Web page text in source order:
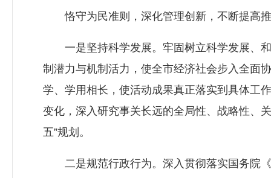
恪守为民准则，深化管理创新，不断提高推
一是坚持科学发展。牢固树立科学发展、和
制潜力与机制活力，使全市经济社会步入全面
学、学用相长，使活动成果真正落实到具体工
变化，深入研究事关长远的全局性、战略性、
五”规划。
二是规范行政行为。深入贯彻落实国务院《